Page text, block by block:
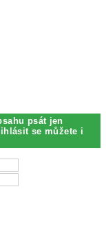
psát jen
se můžete i